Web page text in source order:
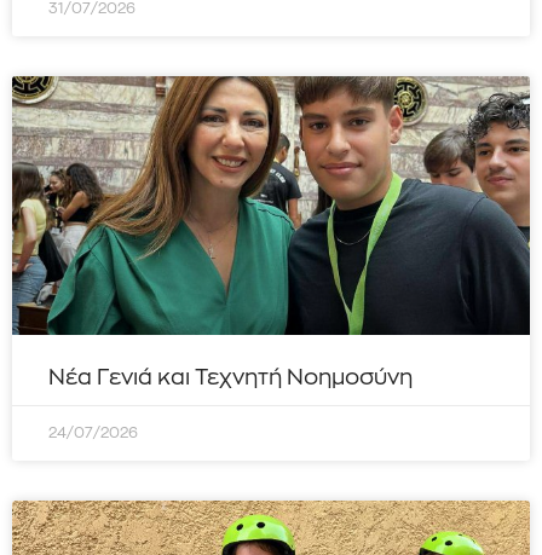
31/07/2026
Νέα Γενιά και Τεχνητή Νοημοσύνη
24/07/2026